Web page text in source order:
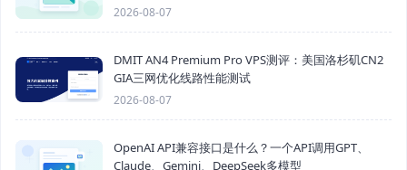
2026-08-07
DMIT AN4 Premium Pro VPS测评：美国洛杉矶CN2
GIA三网优化线路性能测试
2026-08-07
OpenAI API兼容接口是什么？一个API调用GPT、
Claude、Gemini、DeepSeek多模型